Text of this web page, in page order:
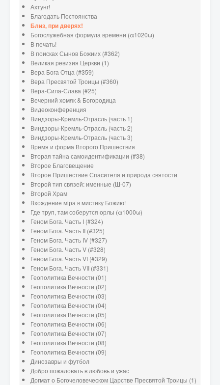
Ахтунг!
Благодать Постоянства
Близ, при дверях!
Богослужебная формула времени (α1020ω)
В печать!
В поисках Сынов Божиих (#362)
Великая ревизия Церкви (1)
Вера Бога Отца (#359)
Вера Пресвятой Троицы (#360)
Вера-Сила-Слава (#25)
Вечерний хомяк & Богородица
Видеоконференция
Виндзоры-Кремль-Отрасль (часть 1)
Виндзоры-Кремль-Отрасль (часть 2)
Виндзоры-Кремль-Отрасль (часть 3)
Время и форма Второго Пришествия
Вторая тайна самоидентификации (#38)
Второе Благовещение
Второе Пришествие Спасителя и природа святости
Второй тип связей: именные (Ш-07)
Второй Храм
Вхождение мiра в мистику Божию!
Где труп, там соберутся орлы (α1000ω)
Геном Бога. Часть I (#324)
Геном Бога. Часть II (#325)
Геном Бога. Часть IV (#327)
Геном Бога. Часть V (#328)
Геном Бога. Часть VI (#329)
Геном Бога. Часть VII (#331)
Геополитика Вечности (01)
Геополитика Вечности (02)
Геополитика Вечности (03)
Геополитика Вечности (04)
Геополитика Вечности (05)
Геополитика Вечности (06)
Геополитика Вечности (07)
Геополитика Вечности (08)
Геополитика Вечности (09)
Динозавры и футбол
Добро пожаловать в любовь и ужас
Догмат о Богочеловеческом Царстве Пресвятой Троицы (1)